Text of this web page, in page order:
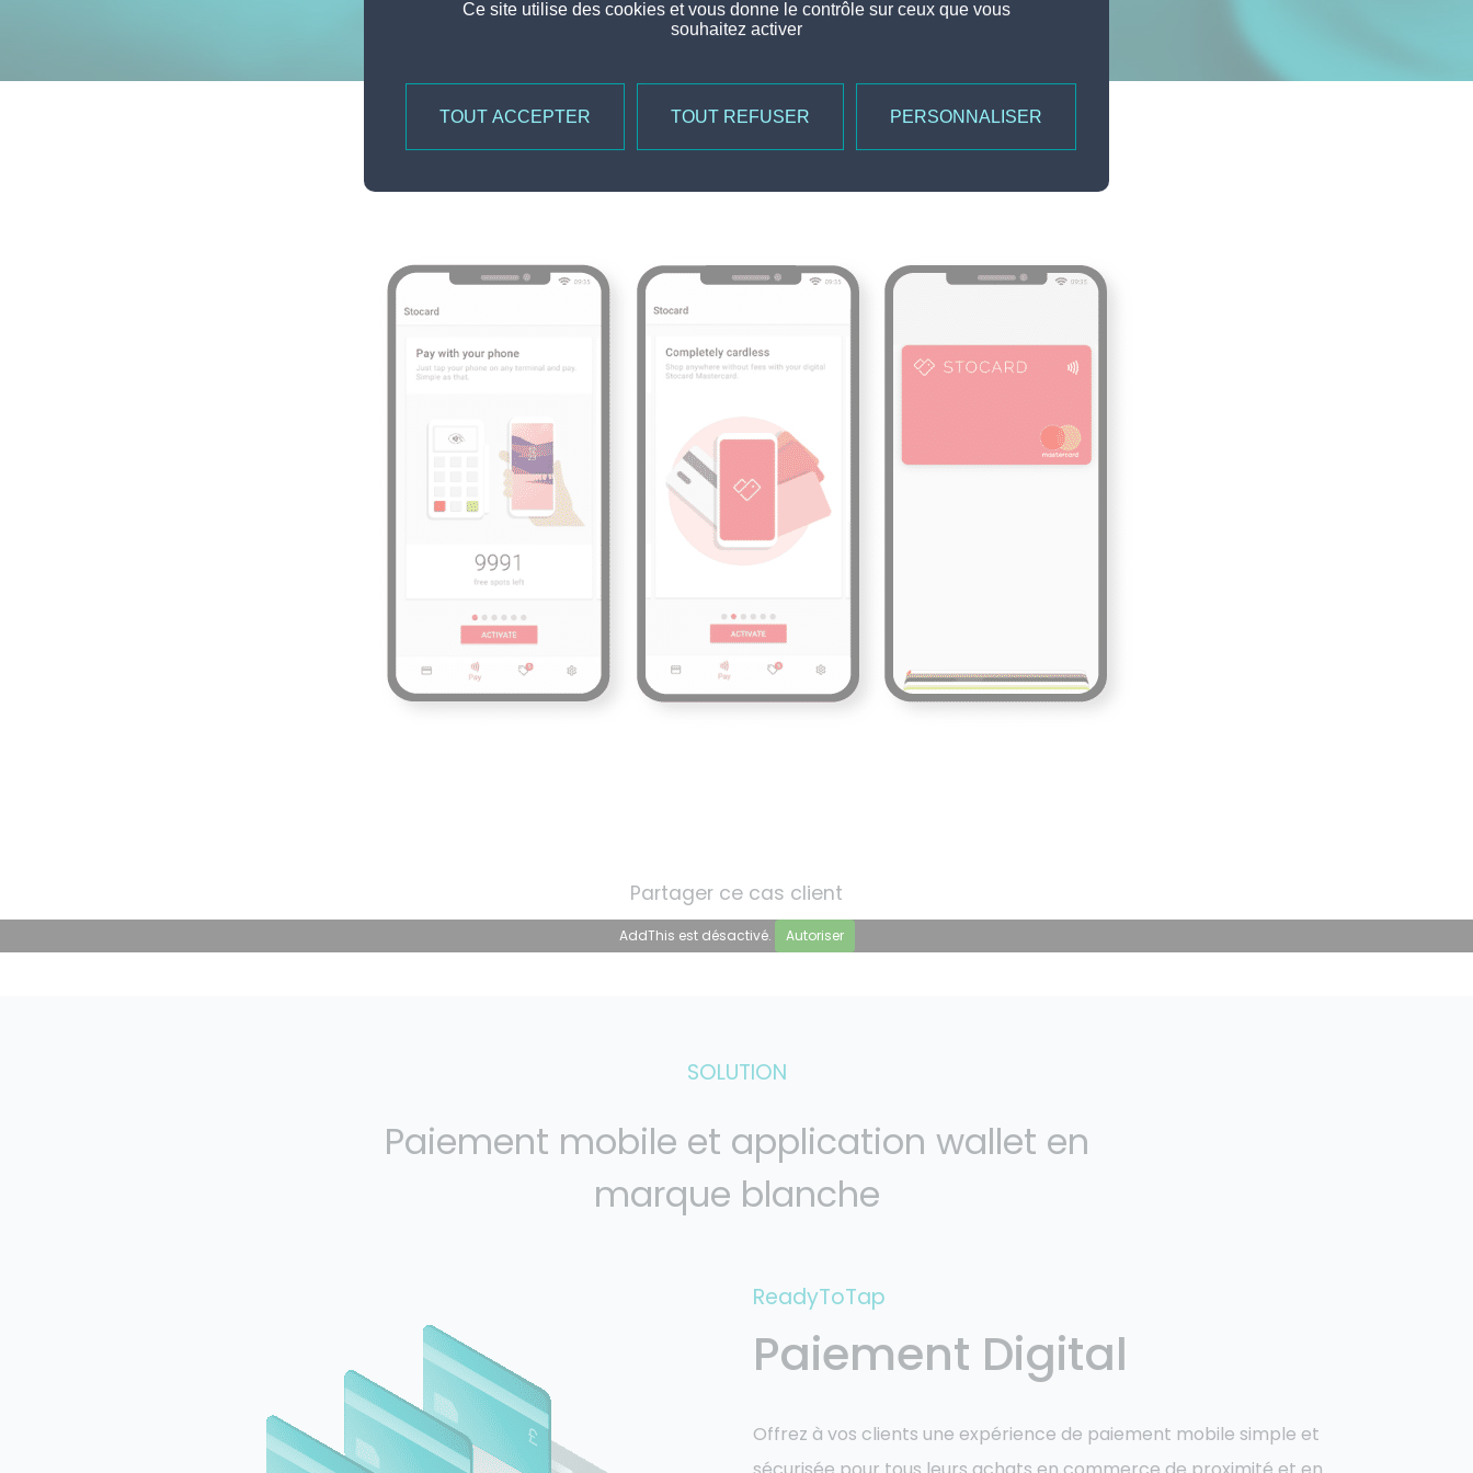
Partager ce cas client
AddThis est désactivé. Autoriser
SOLUTION
Paiement mobile et application wallet en
marque blanche
ReadyToTap
Paiement Digital
Offrez à vos clients une expérience de paiement mobile simple et
Ce site utilise des cookies et vous donne le contrôle sur ceux que vous
souhaitez activer
TOUT ACCEPTER TOUT REFUSER PERSONNALISER